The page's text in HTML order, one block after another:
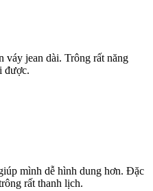
vân không biết phối đồ với
thì đã có câu trả lời rồi. Cảm